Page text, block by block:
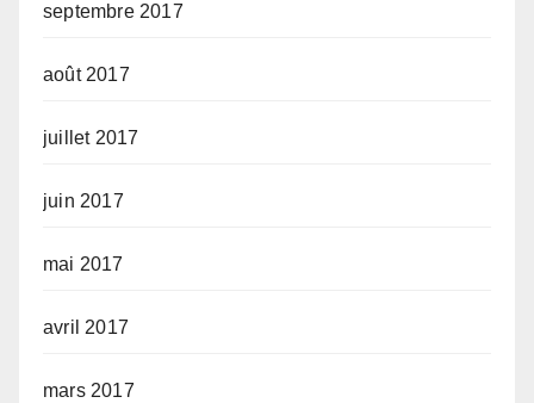
septembre 2017
août 2017
juillet 2017
juin 2017
mai 2017
avril 2017
mars 2017